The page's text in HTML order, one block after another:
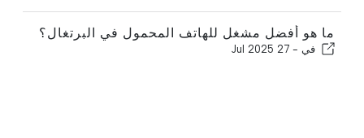
ما هو أفضل مشغل للهاتف المحمول في البرتغال؟
في - 27 Jul 2025